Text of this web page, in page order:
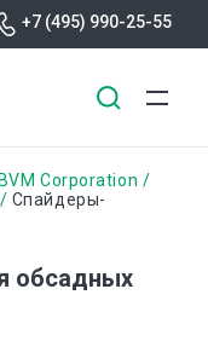
+7 (495) 990-25-55
BVM Corporation
Спайдеры-
обсадных